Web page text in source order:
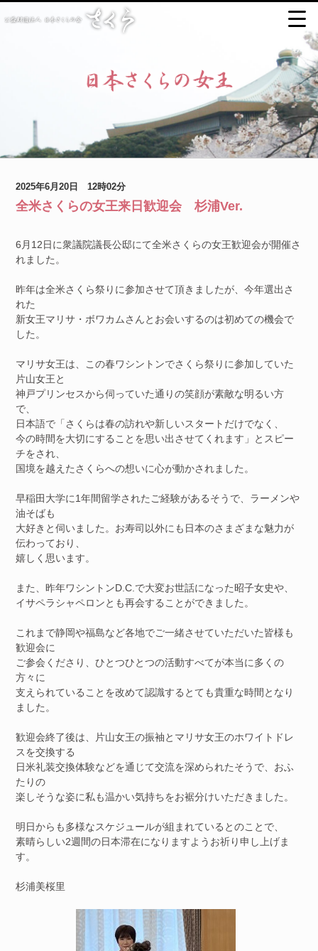
2025年6月20日 12時02分
全米さくらの女王来日歓迎会 杉浦Ver.
6月12日に衆議院議長公邸にて全米さくらの女王歓迎会が開催さ
れました。
昨年は全米さくら祭りに参加させて頂きましたが、今年選出さ
れた
新女王マリサ・ボワカムさんとお会いするのは初めての機会で
した。
マリサ女王は、この春ワシントンでさくら祭りに参加していた
片山女王と
神戸プリンセスから伺っていた通りの笑顔が素敵な明るい方
で、
日本語で「さくらは春の訪れや新しいスタートだけでなく、
今の時間を大切にすることを思い出させてくれます」とスピー
チをされ、
国境を越えたさくらへの想いに心が動かされました。
早稲田大学に1年間留学されたご経験があるそうで、ラーメンや
油そばも
大好きと伺いました。お寿司以外にも日本のさまざまな魅力が
伝わっており、
嬉しく思います。
また、昨年ワシントンD.C.で大変お世話になった昭子女史や、
イサペラシャペロンとも再会することができました。
これまで静岡や福島など各地でご一緒させていただいた皆様も
歓迎会に
ご参会くださり、ひとつひとつの活動すべてが本当に多くの
方々に
支えられていることを改めて認識するとても貴重な時間となり
ました。
歓迎会終了後は、片山女王の振袖とマリサ女王のホワイトドレ
スを交換する
日米礼装交換体験などを通じて交流を深められたそうで、おふ
たりの
楽しそうな姿に私も温かい気持ちをお裾分けいただきました。
明日からも多様なスケジュールが組まれているとのことで、
素晴らしい2週間の日本滞在になりますようお祈り申し上げま
す。
杉浦美桜里